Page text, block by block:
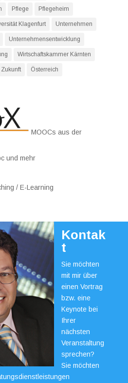
Pflege Pflegeheim
Klagenfurt Unternehmen
Unternehmensentwicklung
Wirtschaftskammer Kärnten
Zukunft Österreich
MOOCs aus der
und mehr
/ E-Learning
Kontak
t
Sie möchten
mit mir über
einen Vortrag
bzw. eine
Keynote bei
Ihrer
nächsten
Veranstaltung
sprechen?
Sie möchten